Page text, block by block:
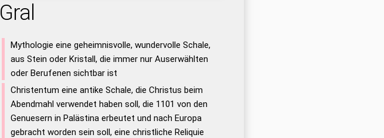
Gral
Mythologie eine geheimnisvolle, wundervolle Schale,
aus Stein oder Kristall, die immer nur Auserwählten
oder Berufenen sichtbar ist
Christentum eine antike Schale, die Christus beim
Abendmahl verwendet haben soll, die 1101 von den
Genuesern in Palästina erbeutet und nach Europa
gebracht worden sein soll, eine christliche Reliquie